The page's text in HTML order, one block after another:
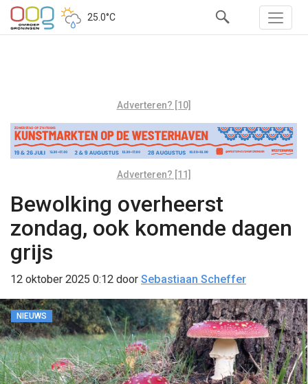
25.0°C
Adverteren? [10]
Adverteren? [11]
Bewolking overheerst
zondag, ook komende dagen
grijs
12 oktober 2025 0:12 door Sebastiaan Scheffer
NIEUWS